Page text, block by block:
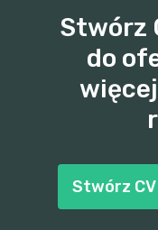
Stwórz
do
Stwórz CV